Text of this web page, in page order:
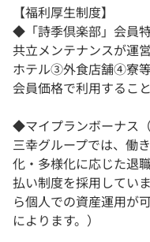
【福利厚生制度】
◆「詩季倶楽部」会員
共立メンテナンスが運
ホテル③外食店舗④寮
会員価格で利用するこ
◆マイプランボーナス
三幸グループでは、働
化・多様化に応じた退
払い制度を採用してい
ら個人での資産運用が
によります。）